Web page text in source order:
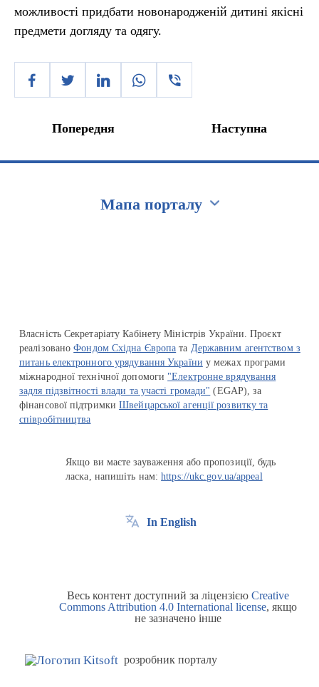
можливості придбати новонародженій дитині якісні
предмети догляду та одягу.
Попередня Наступна
Мапа порталу
Власність Секретаріату Кабінету Міністрів України. Проєкт
реалізованоФондом Східна Європа та Державним агентством з
питань електронного урядування України у межах програми
міжнародної технічної допомоги "Електронне врядування
задля підзвітності влади та участі громади" (EGAP), за
фінансової підтримкиШвейцарської агенції розвитку та
співробітництва
Якщо ви маєте зауваження або пропозиції, будь
ласка, напишіть нам:https://ukc.gov.ua/appeal
In English
Весь контент доступний за ліцензією Creative
Commons Attribution 4.0 International license, якщо
не зазначено інше
розробник порталу